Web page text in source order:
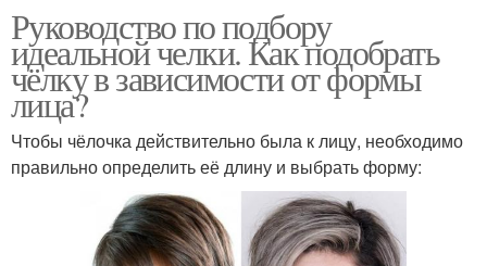
Руководство по подбору
идеальной челки. Как подобрать
чёлку в зависимости от формы
лица?
Чтобы чёлочка действительно была к лицу, необходимо
правильно определить её длину и выбрать форму: